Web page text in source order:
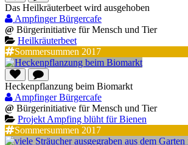
Das Heilkräuterbeet wird ausgehoben
Ampfinger Bürgercafe
@ Bürgerinitiative für Mensch und Tier
Heilkräuterbeet
Sommersummen 2017
Heckenpflanzung beim Biomarkt
Ampfinger Bürgercafe
@ Bürgerinitiative für Mensch und Tier
Projekt Ampfing blüht für Bienen
Sommersummen 2017